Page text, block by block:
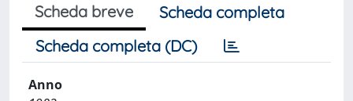
Scheda breve
Scheda completa
Scheda completa (DC)
Anno